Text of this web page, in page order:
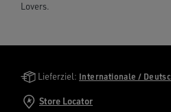
Lovers.
Golden Goose Services
Lieferziel: Internationale /
Store Locator